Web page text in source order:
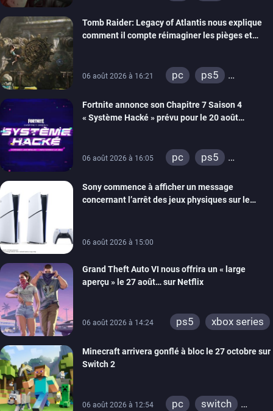
switch 2
Tomb Raider: Legacy of Atlantis nous explique
comment il compte réimaginer les pièges et
06 août 2026 à 16:21 pc
ps5
switch 2
Fortnite annonce son Chapitre 7 Saison 4
« Système Hacké » prévu pour le 20 août
06 août 2026 à 16:05 pc
ps5
switch
ios
android
ps4
Sony commence à afficher un message
concernant l’arrêt des jeux physiques sur le
06 août 2026 à 15:00
Grand Theft Auto VI nous offrira un « large
aperçu » le 27 août… sur Netflix
06 août 2026 à 14:24 ps5 xbox series
Minecraft arrivera gonflé à bloc le 27 octobre sur
Switch 2
06 août 2026 à 12:54 pc
switch